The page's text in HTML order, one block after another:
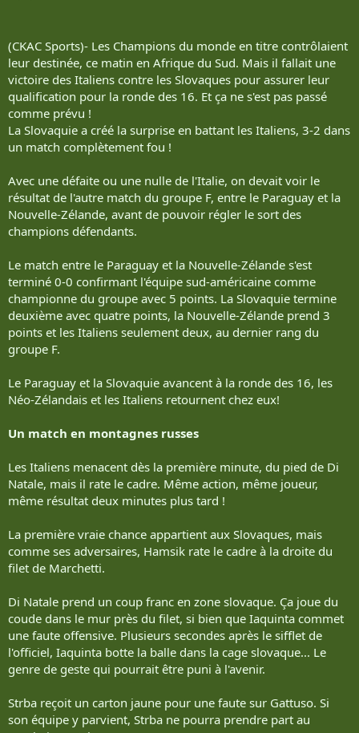
(CKAC Sports)- Les Champions du monde en titre contrôlaient
leur destinée, ce matin en Afrique du Sud. Mais il fallait une
victoire des Italiens contre les Slovaques pour assurer leur
qualification pour la ronde des 16. Et ça ne s'est pas passé
comme prévu !
La Slovaquie a créé la surprise en battant les Italiens, 3-2 dans
un match complètement fou !
Avec une défaite ou une nulle de l'Italie, on devait voir le
résultat de l'autre match du groupe F, entre le Paraguay et la
Nouvelle-Zélande, avant de pouvoir régler le sort des
champions défendants.
Le match entre le Paraguay et la Nouvelle-Zélande s'est
terminé 0-0 confirmant l'équipe sud-américaine comme
championne du groupe avec 5 points. La Slovaquie termine
deuxième avec quatre points, la Nouvelle-Zélande prend 3
points et les Italiens seulement deux, au dernier rang du
groupe F.
Le Paraguay et la Slovaquie avancent à la ronde des 16, les
Néo-Zélandais et les Italiens retournent chez eux!
Un match en montagnes russes
Les Italiens menacent dès la première minute, du pied de Di
Natale, mais il rate le cadre. Même action, même joueur,
même résultat deux minutes plus tard !
La première vraie chance appartient aux Slovaques, mais
comme ses adversaires, Hamsik rate le cadre à la droite du
filet de Marchetti.
Di Natale prend un coup franc en zone slovaque. Ça joue du
coude dans le mur près du filet, si bien que Iaquinta commet
une faute offensive. Plusieurs secondes après le sifflet de
l'officiel, Iaquinta botte la balle dans la cage slovaque... Le
genre de geste qui pourrait être puni à l'avenir.
Strba reçoit un carton jaune pour une faute sur Gattuso. Si
son équipe y parvient, Strba ne pourra prendre part au